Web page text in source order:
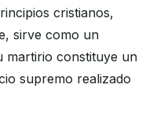
cristianos,
sirve como un
martirio constituye un
supremo realizado